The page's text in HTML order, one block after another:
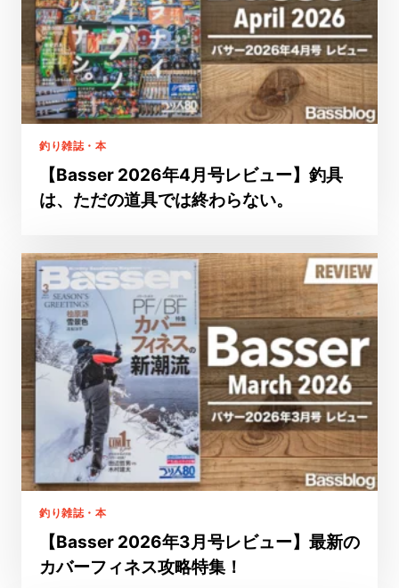
【Basser 2026年4月号レビュー】釣具
は、ただの道具では終わらない。
釣り雑誌・本
【Basser 2026年3月号レビュー】最新の
カバーフィネス攻略特集！
釣り雑誌・本